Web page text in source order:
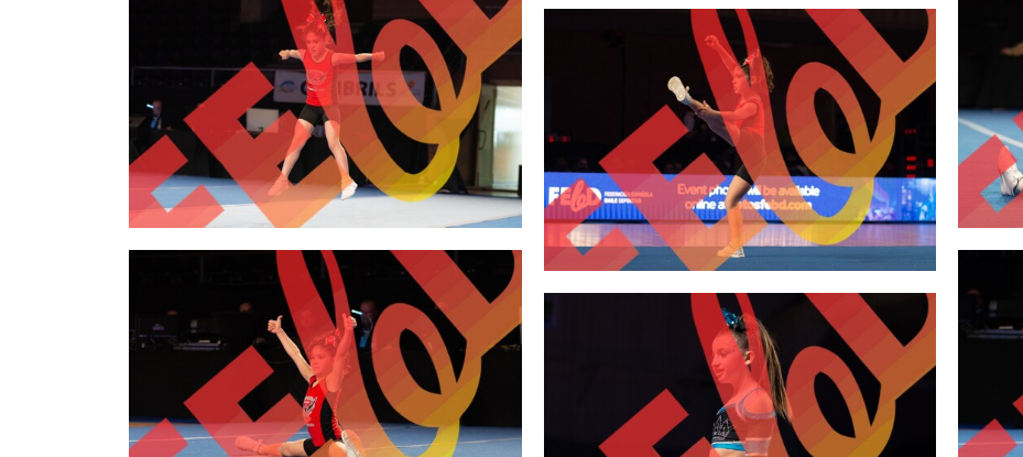
2,00 €
2,00 €